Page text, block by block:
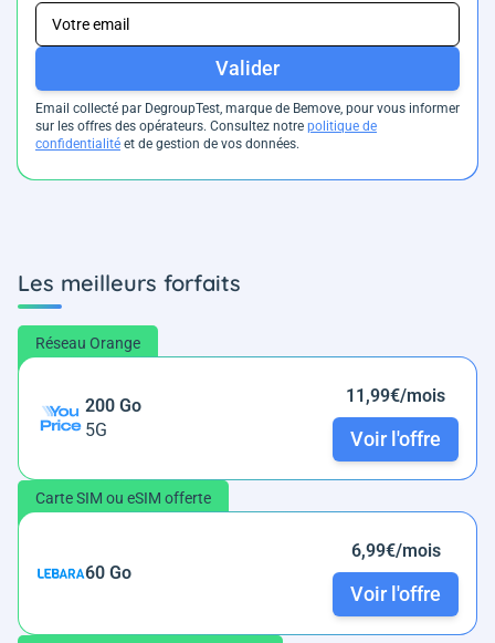
Valider
Email collecté par DegroupTest, marque de Bemove, pour vous informer
sur les offres des opérateurs. Consultez notre politique de
confidentialité et de gestion de vos données.
Les meilleurs forfaits
Réseau Orange
200 Go
5G
11,99€/mois
Voir l'offre
Carte SIM ou eSIM offerte
60 Go
6,99€/mois
Voir l'offre